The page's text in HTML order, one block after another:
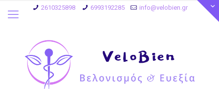
2610325898 6993192285 info@velobien.gr